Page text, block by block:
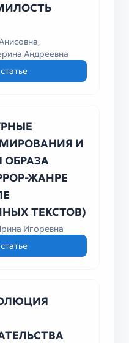
Андреевна
И
ОБРАЗА
ЖАНРЕ
ТЕКСТОВ)
Игоревна